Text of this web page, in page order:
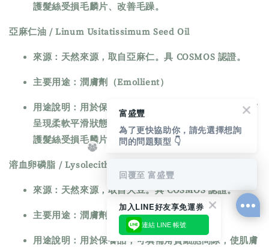
護髮絲受損毛麟片、改善毛躁。
亞麻仁油 / Linum Usitatissimum Seed Oil
來源：天然來源，取自亞麻仁。具 COSMOS 認證。
主要用途：潤膚劑（Emollient）
用途說明：用於保養品，可填補角質細胞間隙，使肌膚
呈現柔軟平滑狀態、幫助肌膚鎖水； 用於髮品則可修
護髮絲受損毛麟片、改善毛躁。
溶血卵磷脂 / Lysolecithin
來源：天然來源，取自大豆。具 COSMOS 認證。
主要用途：潤膚劑（Emollient）
用途說明：用於保養品，可填補角質細胞間隙，使肌膚
加入LINE好友享免運券
連結 LINE 帳號
富盛豐
為了更快協助你，請先選擇想詢
問的問題類型 👇
回覆至 富盛豐